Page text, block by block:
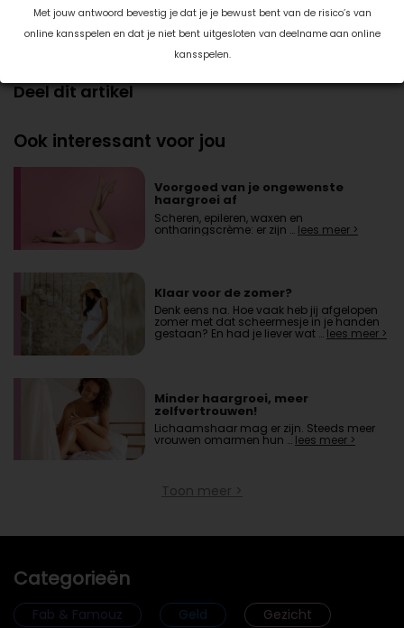
Met jouw antwoord bevestig je dat je je bewust bent van de risico’s van
online kansspelen en dat je niet bent uitgesloten van deelname aan online
kansspelen.
rekening mee kan houden.
Deel dit artikel
Ook interessant voor jou
Voorgoed van je ongewenste
haargroei af
Scheren, epileren, waxen en
ontharingscrème: er zijn … lees meer >
Klaar voor de zomer?
Denk eens na. Hoe vaak heb jij afgelopen
zomer met dat scheermesje in je handen
gestaan? En had je liever wat … lees meer >
Minder haargroei, meer
zelfvertrouwen!
Lichaamshaar mag er zijn. Steeds meer
vrouwen omarmen hun …lees meer >
Toon meer >
Categorieën
Fab & Famouz Geld
Gezicht